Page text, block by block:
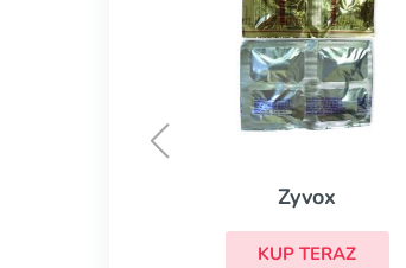
Erytromycyna
KUP TERAZ